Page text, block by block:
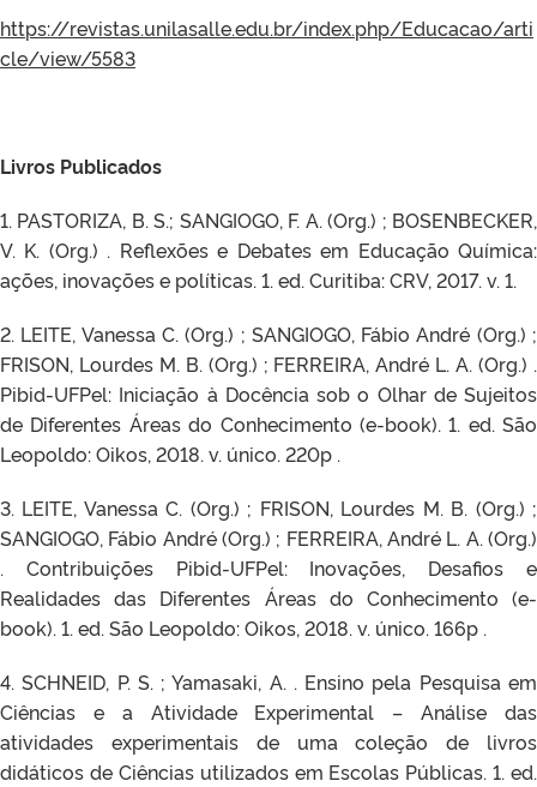
https://revistas.unilasalle.edu.br/index.php/Educacao/arti
cle/view/5583
Livros Publicados
1. PASTORIZA, B. S.; SANGIOGO, F. A. (Org.) ; BOSENBECKER,
V. K. (Org.) . Reflexões e Debates em Educação Química:
ações, inovações e políticas. 1. ed. Curitiba: CRV, 2017. v. 1.
2. LEITE, Vanessa C. (Org.) ; SANGIOGO, Fábio André (Org.) ;
FRISON, Lourdes M. B. (Org.) ; FERREIRA, André L. A. (Org.) .
Pibid-UFPel: Iniciação à Docência sob o Olhar de Sujeitos
de Diferentes Áreas do Conhecimento (e-book). 1. ed. São
Leopoldo: Oikos, 2018. v. único. 220p .
3. LEITE, Vanessa C. (Org.) ; FRISON, Lourdes M. B. (Org.) ;
SANGIOGO, Fábio André (Org.) ; FERREIRA, André L. A. (Org.)
. Contribuições Pibid-UFPel: Inovações, Desafios e
Realidades das Diferentes Áreas do Conhecimento (e-
book). 1. ed. São Leopoldo: Oikos, 2018. v. único. 166p .
4. SCHNEID, P. S. ; Yamasaki, A. . Ensino pela Pesquisa em
Ciências e a Atividade Experimental – Análise das
atividades experimentais de uma coleção de livros
didáticos de Ciências utilizados em Escolas Públicas. 1. ed.